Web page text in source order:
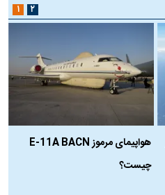
هواپیمای مرموز E-11A BACN
چیست؟
۱ ۲